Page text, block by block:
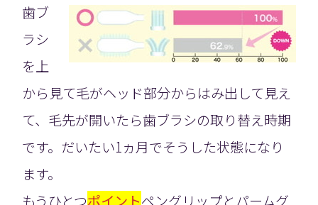
歯ブ
ラシ
を上
から見て毛がヘッド部分からはみ出して見え
て、毛先が開いたら歯ブラシの取り替え時期
です。だいたい1ヵ月でそうした状態になり
ます。
もうひとつポイントペングリップとパームグ